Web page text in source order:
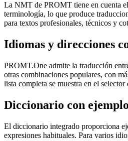
La NMT de PROMT tiene en cuenta
terminología, lo que produce
para textos profesionales, técnicos y
Idiomas y direcciones
PROMT.One admite la traducción
otras combinaciones populares, con
lista completa se muestra en el
Diccionario con
El diccionario integrado proporciona
expresiones habituales. Para varios